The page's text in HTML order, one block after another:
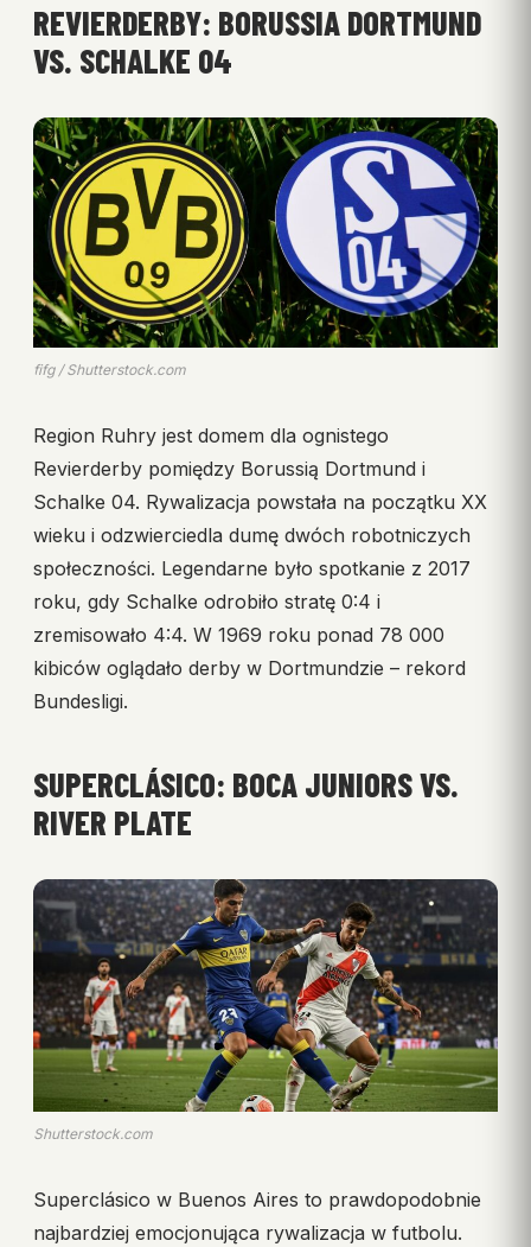
REVIERDERBY: BORUSSIA DORTMUND
VS. SCHALKE 04
fifg / Shutterstock.com
Region Ruhry jest domem dla ognistego
Revierderby pomiędzy Borussią Dortmund i
Schalke 04. Rywalizacja powstała na początku XX
wieku i odzwierciedla dumę dwóch robotniczych
społeczności. Legendarne było spotkanie z 2017
roku, gdy Schalke odrobiło stratę 0:4 i
zremisowało 4:4. W 1969 roku ponad 78 000
kibiców oglądało derby w Dortmundzie – rekord
Bundesligi.
SUPERCLÁSICO: BOCA JUNIORS VS.
RIVER PLATE
Shutterstock.com
Superclásico w Buenos Aires to prawdopodobnie
najbardziej emocjonująca rywalizacja w futbolu.